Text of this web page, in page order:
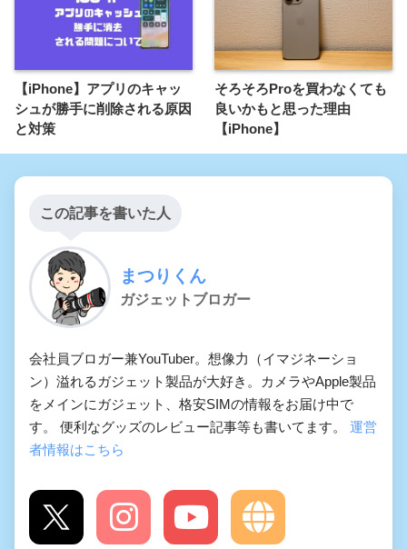
【iPhone】アプリのキャッ
シュが勝手に削除される原因
と対策
そろそろProを買わなくても
良いかもと思った理由
【iPhone】
この記事を書いた人
まつりくん
ガジェットブロガー
会社員ブロガー兼YouTuber。想像力（イマジネーショ
ン）溢れるガジェット製品が大好き。カメラやApple製品
をメインにガジェット、格安SIMの情報をお届け中で
す。 便利なグッズのレビュー記事等も書いてます。
運営
者情報はこちら